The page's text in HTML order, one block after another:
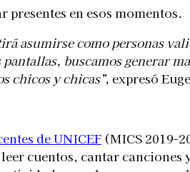
en esos momentos.
asumirse como personas
buscamos generar
chicos y chicas”, expresó
deUNICEF (MICS 2019-
cuentos, cantar canciones